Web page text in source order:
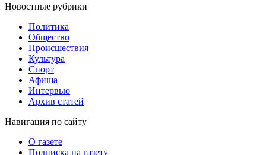
Новостные рубрики
Политика
Общество
Проиcшествия
Культура
Спорт
Афиша
Интервью
Архив статей
Навигация по сайту
О газете
Подписка на газету